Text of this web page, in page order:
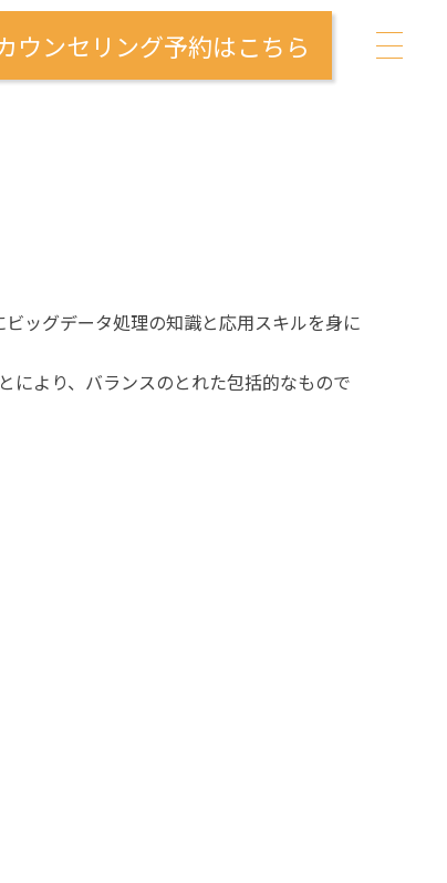
ウンセリング予約はこちら
ッグデータ処理の知識と応用スキルを身に
により、バランスのとれた包括的なもので